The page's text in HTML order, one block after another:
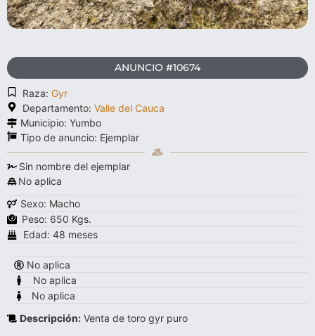
ANUNCIO #10674
Raza: Gyr
Departamento: Valle del Cauca
Municipio: Yumbo
Tipo de anuncio: Ejemplar
Sin nombre del ejemplar
No aplica
Sexo: Macho
Peso: 650 Kgs.
Edad: 48 meses
No aplica
No aplica
No aplica
Descripción: Venta de toro gyr puro